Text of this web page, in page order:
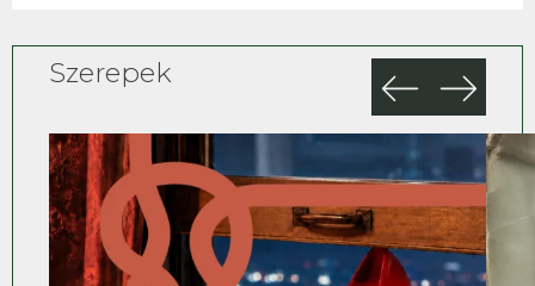
Szerepek